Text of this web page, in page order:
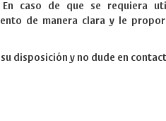
En caso de que se requiera
de manera clara y le
su disposición y no dude en